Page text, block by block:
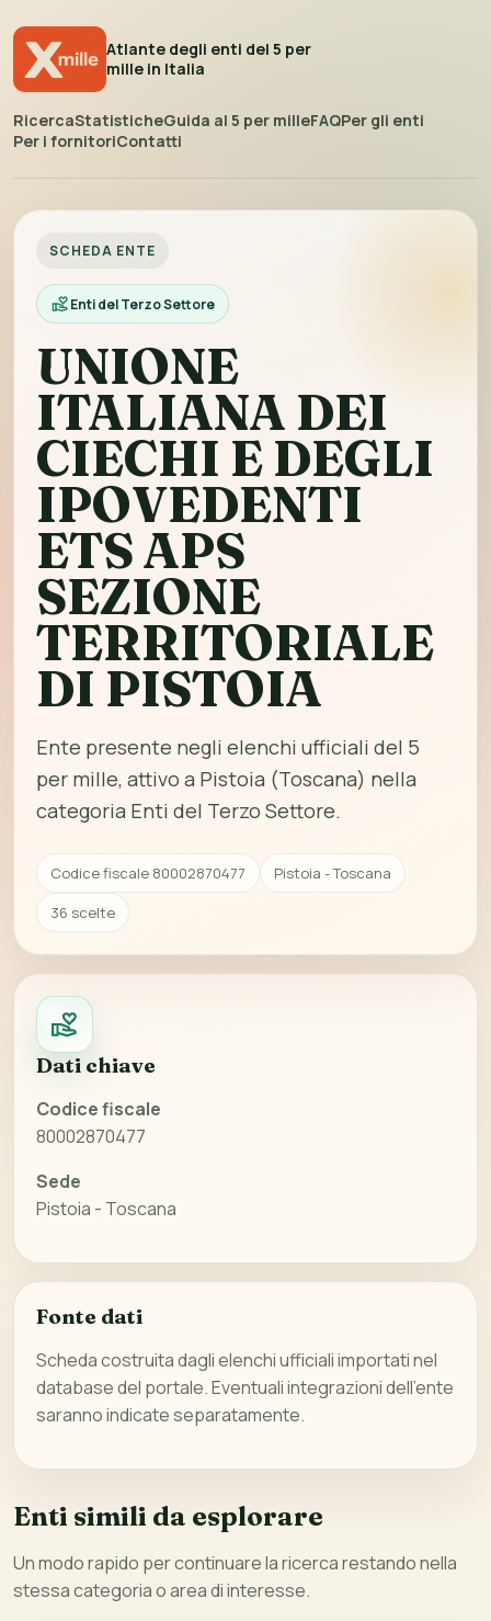
Atlante degli enti del 5 per
mille in Italia
RicercaStatisticheGuida al 5 per milleFAQPer gli enti
Per i fornitoriContatti
SCHEDA ENTE
Enti del Terzo Settore
UNIONE
ITALIANA DEI
CIECHI E DEGLI
IPOVEDENTI
ETS APS
SEZIONE
TERRITORIALE
DI PISTOIA
Ente presente negli elenchi ufficiali del 5
per mille, attivo a Pistoia (Toscana) nella
categoria Enti del Terzo Settore.
Codice fiscale 80002870477
Pistoia - Toscana
36 scelte
Dati chiave
Codice fiscale
80002870477
Sede
Pistoia - Toscana
Fonte dati
Scheda costruita dagli elenchi ufficiali importati nel
database del portale. Eventuali integrazioni dell’ente
saranno indicate separatamente.
Enti simili da esplorare
Un modo rapido per continuare la ricerca restando nella
stessa categoria o area di interesse.